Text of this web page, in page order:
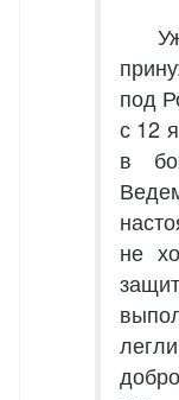
под
с 12
в
не